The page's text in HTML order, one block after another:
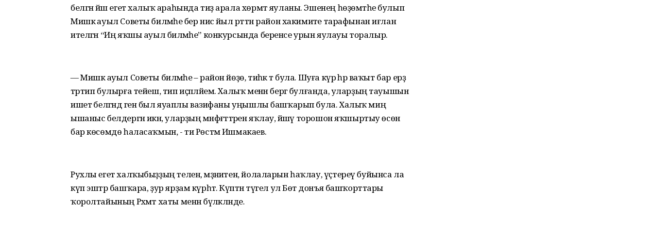
белгән йәш егет халыҡ араһында тиҙ арала хөрмәт яуланы. Эшенең һөҙөмтәһе булып
Мишкә ауыл Советы биләмәһе бер нисә йыл рәттән район хакимиәте тарафынан иғлан
ителгән “Иң яҡшы ауыл биләмәһе” конкурсында беренсе урын яулауы торалыр.
— Мишкә ауыл Советы биләмәһе – район йөҙө, тиһәк тә була. Шуға күрә һәр ваҡыт бар ерҙә
тәртип булырға тейеш, тип иҫәпләйем. Халыҡ менән бергә булғанда, уларҙың тауышын
ишетә белгәндә генә был яуаплы вазифаны уңышлы башҡарып була. Халыҡ миңә
ышаныс белдергән икән, уларҙың мәнфәғәттәрен яҡлау, йәшәү торошон яҡшыртыу өсөн
бар көсөмдө һаласаҡмын, - ти Рөстәм Ишмакаев.
Рухлы егет халҡыбыҙҙың телен, мәҙәниәтен, йолаларын һаҡлау, үҫтереү буйынса ла
күп эштәр башҡара, ҙур ярҙам күрһәтә. Күптән түгел ул Бөтә донъя башҡорттары
ҡоролтайының Рәхмәт хаты менән бүләкләнде.